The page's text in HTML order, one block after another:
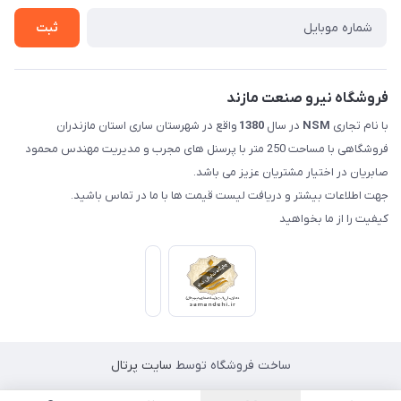
ثبت
فروشگاه نیرو صنعت مازند
با نام تجاری NSM در سال 1380 واقع در شهرستان ساری استان مازندران
فروشگاهی با مساحت 250 متر با پرسنل های مجرب و مدیریت مهندس محمود
صابریان در اختیار مشتریان عزیز می باشد.
جهت اطلاعات بیشتر و دریافت لیست قیمت ها با ما در تماس باشید.
کیفیت را از ما بخواهید
ساخت فروشگاه توسط سایت پرتال